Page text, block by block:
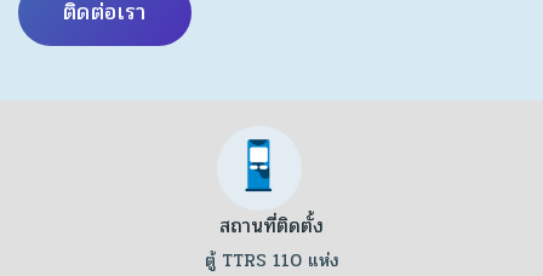
ติดต่อเรา
สถานที่ติดตั้ง
ตู้ TTRS 110 แห่ง